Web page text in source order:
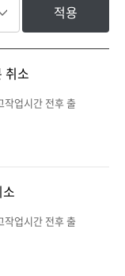
적용
취소
작업시간 전후 출
작업시간 전후 출